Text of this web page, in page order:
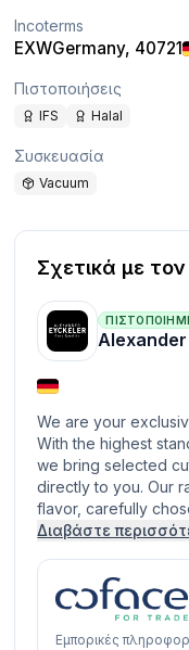
Incoterms
EXWGermany, 40721
Πιστοποιήσεις
IFS Halal
Συσκευασία
Vacuum
Σχετικά με
Alexander
We are your
With the highest
we bring selected
directly to you. Our
flavor, carefully
Διαβάστε
Εμπορικές